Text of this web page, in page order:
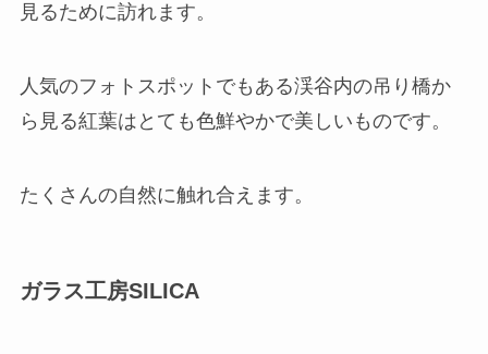
見るために訪れます。
人気のフォトスポットでもある渓谷内の吊り橋か
ら見る紅葉はとても色鮮やかで美しいものです。
たくさんの自然に触れ合えます。
ガラス工房SILICA